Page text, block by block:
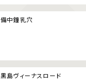
備中鐘乳穴
黒島ヴィーナスロード